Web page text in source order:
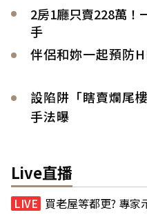
2房1廳只賣228萬！
手
伴侶和妳一起預防
設陷阱「瞎賣爛尾
手法曝
Live直播
買老屋等都更? 專家